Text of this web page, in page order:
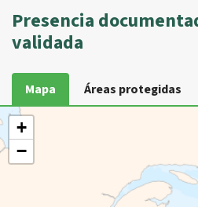
Presencia
validada
Mapa Áreas protegidas
+
−